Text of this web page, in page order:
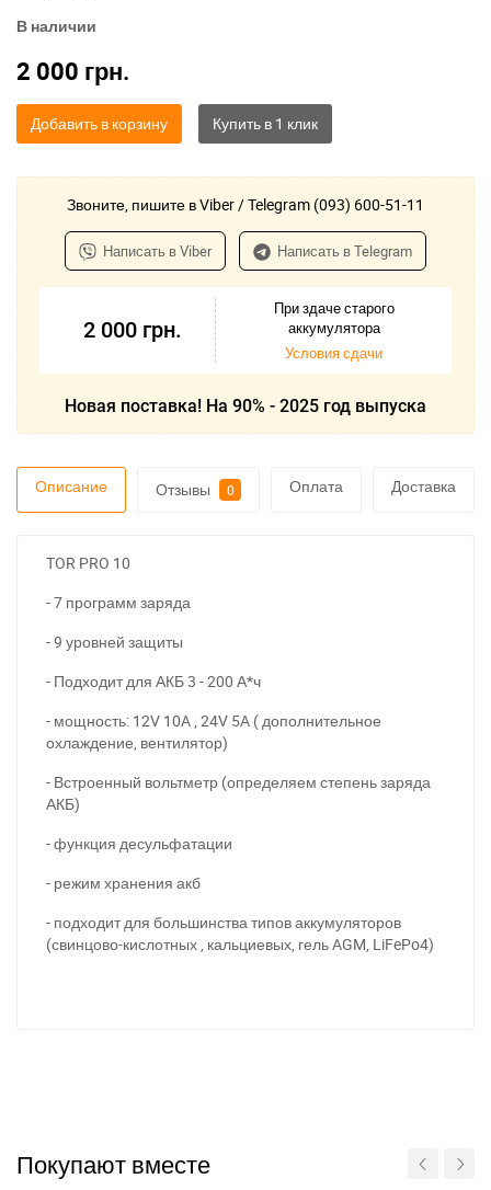
В наличии
2 000 грн.
Добавить в корзину
Звоните, пишите в Viber / Telegram (093) 600-51-11
Написать в Viber Написать в Telegram
2 000 грн.
При здаче старого
аккумулятора
Условия сдачи
Новая поставка! На 90% - 2025 год выпуска
Описание Отзывы 0 Оплата Доставка
TOR PRO 10
- 7 программ заряда
- 9 уровней защиты
- Подходит для АКБ 3 - 200 А*ч
- мощность: 12V 10A , 24V 5A ( дополнительное
охлаждение, вентилятор)
- Встроенный вольтметр (определяем степень заряда
АКБ)
- функция десульфатации
- режим хранения акб
- подходит для большинства типов аккумуляторов
(свинцово-кислотных , кальциевых, гель AGM, LiFePo4)
Покупают вместе